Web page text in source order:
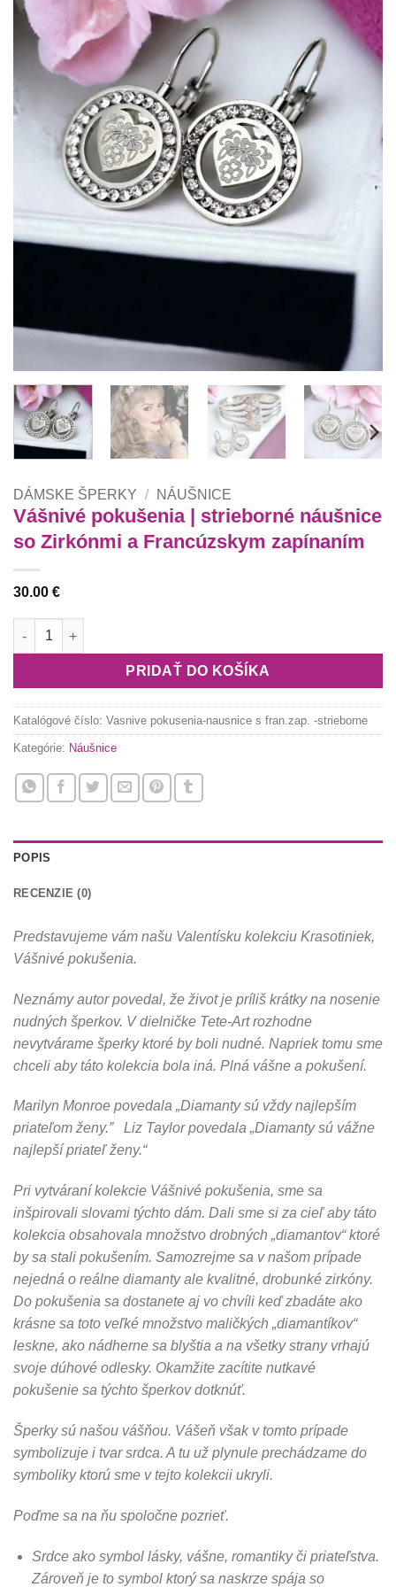
DÁMSKE ŠPERKY / NÁUŠNICE
Vášnivé pokušenia | strieborné náušnice
so Zirkónmi a Francúzskym zapínaním
30.00 €
množstvo Vášnivé pokušenia | strieborné náušnice so
PRIDAŤ DO KOŠÍKA
Katalógové číslo: Vasnive pokusenia-nausnice s fran.zap. -strieborne
Kategórie: Náušnice
POPIS
RECENZIE (0)
Predstavujeme vám našu Valentísku kolekciu Krasotiniek,
Vášnivé pokušenia.
Neznámy autor povedal, že život je príliš krátky na nosenie
nudných šperkov. V dielničke Tete-Art rozhodne
nevytvárame šperky ktoré by boli nudné. Napriek tomu sme
chceli aby táto kolekcia bola iná. Plná vášne a pokušení.
Marilyn Monroe povedala „Diamanty sú vždy najlepším
priateľom ženy.” Liz Taylor povedala „Diamanty sú vážne
najlepší priateľ ženy.“
Pri vytváraní kolekcie Vášnivé pokušenia, sme sa
inšpirovali slovami týchto dám. Dali sme si za cieľ aby táto
kolekcia obsahovala množstvo drobných „diamantov“ ktoré
by sa stali pokušením. Samozrejme sa v našom prípade
nejedná o reálne diamanty ale kvalitné, drobunké zirkóny.
Do pokušenia sa dostanete aj vo chvíli keď zbadáte ako
krásne sa toto veľké množstvo maličkých „diamantíkov“
leskne, ako nádherne sa blyštia a na všetky strany vrhajú
svoje dúhové odlesky. Okamžite zacítite nutkavé
pokušenie sa týchto šperkov dotknúť.
Šperky sú našou vášňou. Vášeň však v tomto prípade
symbolizuje i tvar srdca. A tu už plynule prechádzame do
symboliky ktorú sme v tejto kolekcii ukryli.
Poďme sa na ňu spoločne pozrieť.
Srdce ako symbol lásky, vášne, romantiky či priateľstva.
Zároveň je to symbol ktorý sa naskrze spája so